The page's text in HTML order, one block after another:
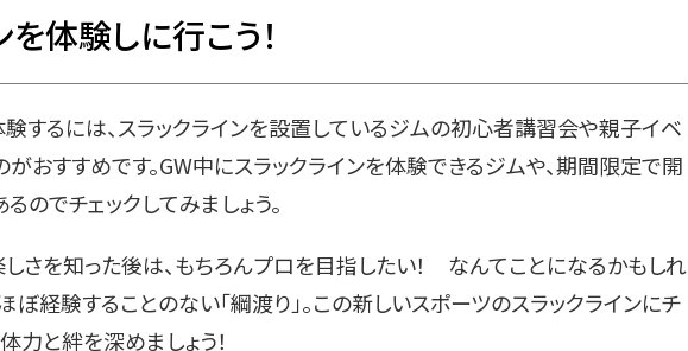
を体験しに行こう！
するには、スラックラインを設置しているジムの初心者講習会や親子イベ
おすすめです。GW中にスラックラインを体験できるジムや、期間限定で開
のでチェックしてみましょう。
さを知った後は、もちろんプロを目指したい！ なんてことになるかもしれ
経験することのない「綱渡り」。この新しいスポーツのスラックラインにチ
力と絆を深めましょう！